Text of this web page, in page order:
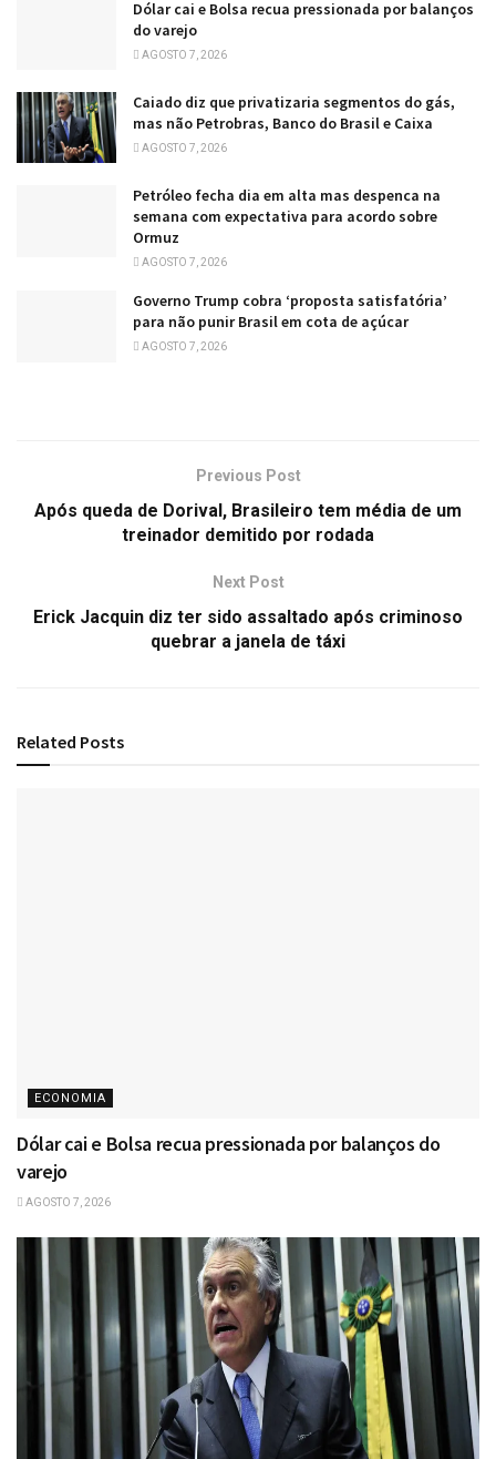
Dólar cai e Bolsa recua pressionada por balanços
do varejo
AGOSTO 7, 2026
Caiado diz que privatizaria segmentos do gás,
mas não Petrobras, Banco do Brasil e Caixa
AGOSTO 7, 2026
Petróleo fecha dia em alta mas despenca na
semana com expectativa para acordo sobre
Ormuz
AGOSTO 7, 2026
Governo Trump cobra ‘proposta satisfatória’
para não punir Brasil em cota de açúcar
AGOSTO 7, 2026
Previous Post
Após queda de Dorival, Brasileiro tem média de um
treinador demitido por rodada
Next Post
Erick Jacquin diz ter sido assaltado após criminoso
quebrar a janela de táxi
Related Posts
ECONOMIA
Dólar cai e Bolsa recua pressionada por balanços do
varejo
AGOSTO 7, 2026